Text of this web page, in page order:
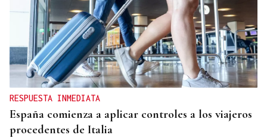
RESPUESTA INMEDIATA
España comienza a aplicar controles a los viajeros
procedentes de Italia